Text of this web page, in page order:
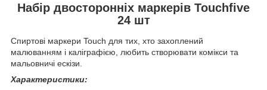
Набір двосторонніх маркерів Touchfive
24 шт
Спиртові маркери Touch для тих, хто захоплений
малюванням і каліграфією, любить створювати комікси та
мальовничі ескізи.
Характеристики: